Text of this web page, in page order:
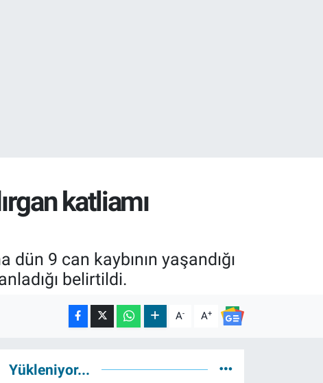
katliamı
9 can kaybının yaşandığı
belirtildi.
A- A+
Yükleniyor...